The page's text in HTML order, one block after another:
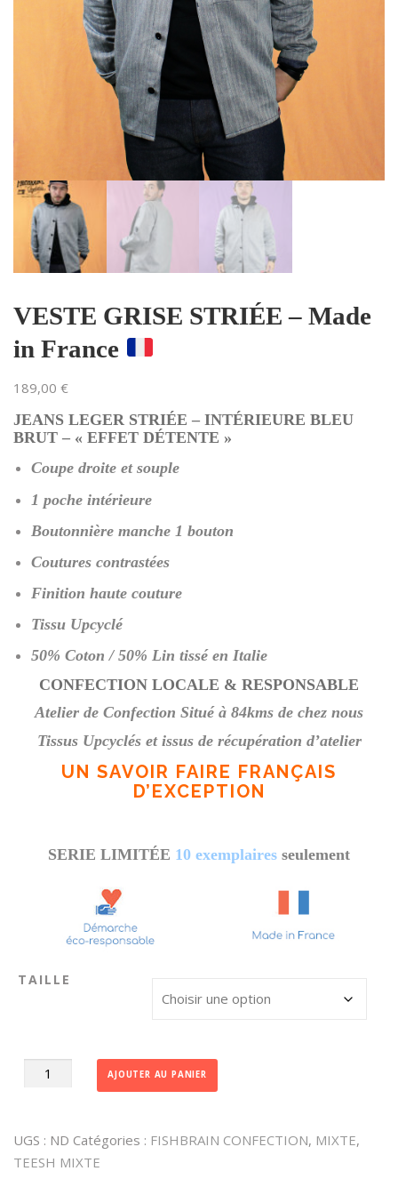
VESTE GRISE STRIÉE – Made
in France
189,00 €
JEANS LEGER STRIÉE – INTÉRIEURE BLEU
BRUT – « EFFET DÉTENTE »
Coupe droite et souple
1 poche intérieure
Boutonnière manche 1 bouton
Coutures contrastées
Finition haute couture
Tissu Upcyclé
50% Coton / 50% Lin tissé en Italie
CONFECTION LOCALE & RESPONSABLE
Atelier de Confection Situé à 84kms de chez nous
Tissus Upcyclés et issus de récupération d’atelier
UN SAVOIR FAIRE FRANÇAIS
D’EXCEPTION
SERIE LIMITÉE 10 exemplaires seulement
TAILLE
quantité
STRIÉE
AJOUTER AU PANIER
UGS : ND Catégories : FISHBRAIN CONFECTION, MIXTE,
TEESH MIXTE